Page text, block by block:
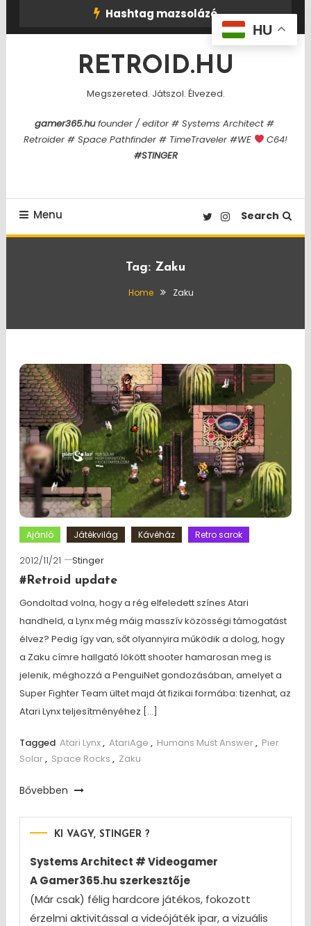
Hashtag mazsolázó
RETROID.HU
Megszereted. Játszol. Élvezed.
gamer365.hufounder / editor # Systems Architect #
Retroider # Space Pathfinder # TimeTraveler #WE
C64!
#STINGER
Menu Search
Tag: Zaku
Home Zaku
Ajánló Játékvilág Kávéház Retro sarok
2012/11/21
Stinger
#Retroid update
Gondoltad volna, hogy a rég elfeledett színes Atari
handheld, a Lynx még máig masszív közösségi támogatást
élvez? Pedig így van, sőt olyannyira működik a dolog, hogy
a Zaku címre hallgató lökött shooter hamarosan meg is
jelenik, méghozzá a PenguiNet gondozásában, amelyet a
Super Fighter Team ültet majd át fizikai formába: tizenhat, az
Atari Lynx teljesítményéhez […]
Tagged Atari Lynx, AtariAge , Humans Must Answer, Pier
Solar, Space Rocks , Zaku
Bővebben
KI VAGY, STINGER ?
Systems Architect # Videogamer
A Gamer365.hu szerkesztője
(Már csak) félig hardcore játékos, fokozott
érzelmi aktivitással a videójáték ipar, a vizuális
HU